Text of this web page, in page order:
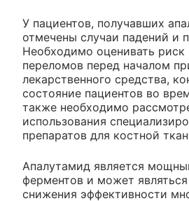
У пациентов, получавших
отмечены случаи падений и
Необходимо оценивать риск
переломов перед началом
лекарственного средства,
состояние пациентов во
также необходимо
использования
препаратов для костной
Апалутамид является
ферментов и может
снижения эффективности